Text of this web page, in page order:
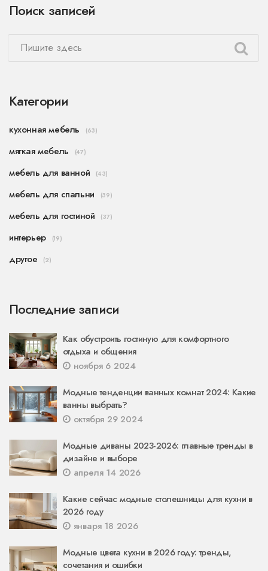
Поиск записей
Категории
кухонная мебель (63)
мягкая мебель (47)
мебель для ванной (43)
мебель для спальни (39)
мебель для гостиной (37)
интерьер (19)
другое (2)
Последние записи
Как обустроить гостиную для комфортного
отдыха и общения
ноября 6 2024
Модные тенденции ванных комнат 2024: Какие
ванны выбрать?
октября 29 2024
Модные диваны 2023-2026: главные тренды в
дизайне и выборе
апреля 14 2026
Какие сейчас модные столешницы для кухни в
2026 году
января 18 2026
Модные цвета кухни в 2026 году: тренды,
сочетания и ошибки